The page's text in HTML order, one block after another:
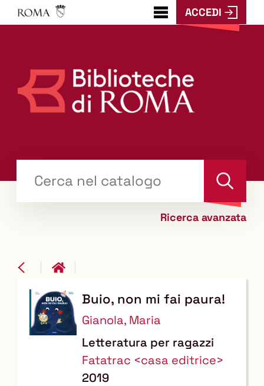
???
menu.button???
ACCEDI
il tuo libro "Catalogo"
Cerca
Ricerca avanzata
Dettaglio
del
documento
Buio, non mi fai paura!
Gianola, Maria
Letteratura per ragazzi
Fatatrac <casa editrice>
2019